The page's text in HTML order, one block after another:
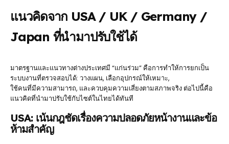
แนวคิดจาก USA / UK / Germany /
Japan ที่นำมาปรับใช้ได้
มาตรฐานและแนวทางต่างประเทศมี “แก่นร่วม” คือการทำให้การยกเป็น
ระบบงานที่ตรวจสอบได้: วางแผน, เลือกอุปกรณ์ให้เหมาะ,
ใช้คนที่มีความสามารถ, และควบคุมความเสี่ยงตามสภาพจริง ต่อไปนี้คือ
แนวคิดที่นำมาปรับใช้กับไซต์ในไทยได้ทันที
USA: เน้นกฎชัดเรื่องความปลอดภัยหน้างานและข้อ
ห้ามสำคัญ